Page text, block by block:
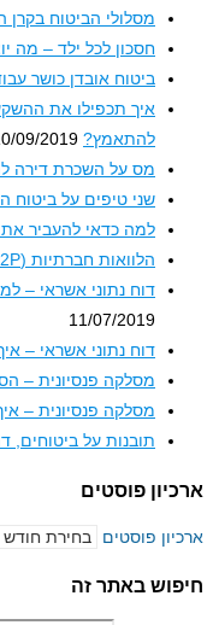
מסלולי הביטוח בקרן
חסכון לכל ילד – מה יוצא
ביטוח אובדן כושר עבודה
להתאמץ? 10/09/2019
מס על השכרת דירה
שני טיפים על ביטוח
למה כדאי להעביר את קרן
הלוואות חברתיות (P2P)
דוח נתוני אשראי – למה
11/07/2019
דוח נתוני אשראי – איך
מסלקה פנסיונית – הסבר
מסלקה פנסיונית – איך
תובנות על ביטוחים, דמי
פוסטים
פוסטים
באתר זה